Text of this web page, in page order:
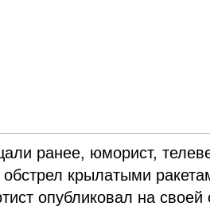
ранее, юморист,
крылатыми
опубликовал на